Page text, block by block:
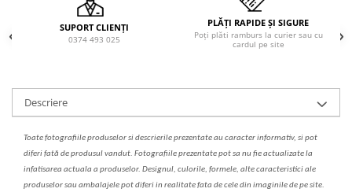
SUPORT CLIENȚI
0374 493 025
PLĂȚI RAPIDE ȘI SIGURE
Poți plăti ramburs la curier sau cu
cardul pe site
Descriere
Toate fotografiile produselorsidescrierileprezentate au caracter informativ, si pot
diferi fată de produsul vandut. Fotografiile prezentate pot sa nu fie actualizate la
infatisarea actuala a produselor. Designul, culorile, formele, alte caracteristici ale
produselor sau ambalajele pot diferi in realitate fata de cele din imaginile de pe site.